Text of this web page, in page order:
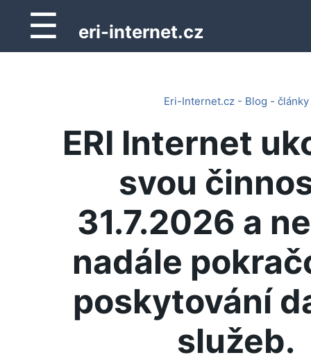
☰ eri-internet.cz
Eri-Internet.cz - Blog - články
ERI Internet
svou
31.7.2026 a
nadále
poskytování
služeb.